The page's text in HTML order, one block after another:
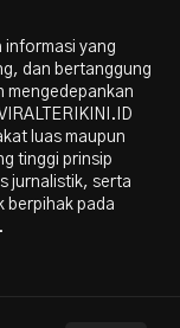
informasi yang
dan bertanggung
mengedepankan
luas maupun
tinggi prinsip
jurnalistik, serta
berpihak pada